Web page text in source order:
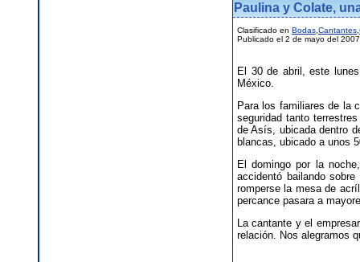
Paulina y Colate,
Clasificado en Bodas Cantantes
Publicado el 2 de mayo del 2007
El 30 de abril, este
México.
Para los familiares de la
seguridad tanto
de Asís, ubicada dentro
blancas, ubicado a unos
El domingo por la
accidentó bailando
romperse la mesa de
percance pasara a
La cantante y el
relación. Nos alegramos